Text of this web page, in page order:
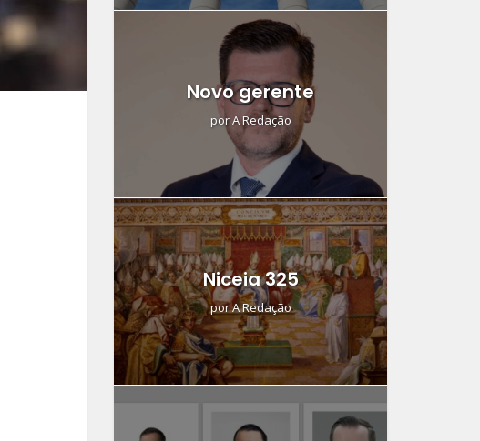
Novo gerente
porA Redação
Niceia 325
porA Redação